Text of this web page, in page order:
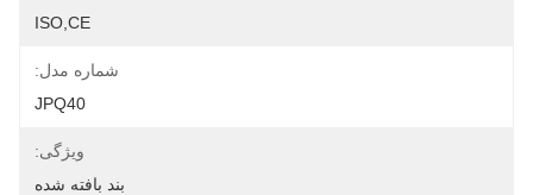
ISO,CE
شماره مدل:
JPQ40
ویژگی:
بند بافته شده